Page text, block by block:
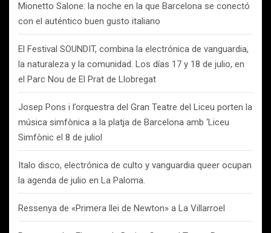
Mionetto Salone: la noche en la que Barcelona se conectó
con el auténtico buen gusto italiano
El Festival SOUNDIT, combina la electrónica de vanguardia,
la naturaleza y la comunidad. Los días 17 y 18 de julio, en
el Parc Nou de El Prat de Llobregat
Josep Pons i l’orquestra del Gran Teatre del Liceu porten la
música simfònica a la platja de Barcelona amb ‘Liceu
Simfònic el 8 de juliol
Italo disco, electrónica de culto y vanguardia queer ocupan
la agenda de julio en La Paloma.
Ressenya de «Primera llei de Newton» a La Villarroel